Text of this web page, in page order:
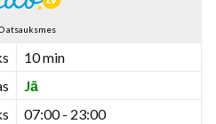
atsauksmes
10 min
Jā
07:00 - 23:00